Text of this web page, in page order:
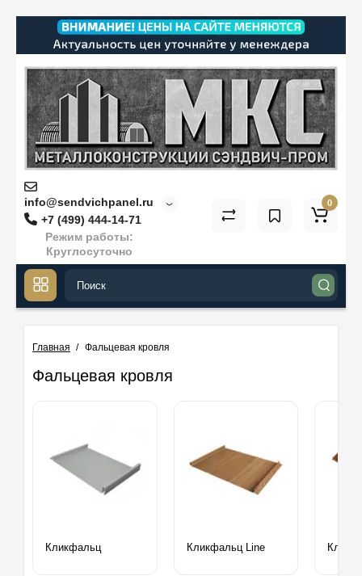
info@sendvichpanel.ru
+7 (499) 444-14-71
Режим работы:
Круглосуточно
0
Главная Фальцевая кровля
Фальцевая кровля
Кликфальц Кликфальц Line